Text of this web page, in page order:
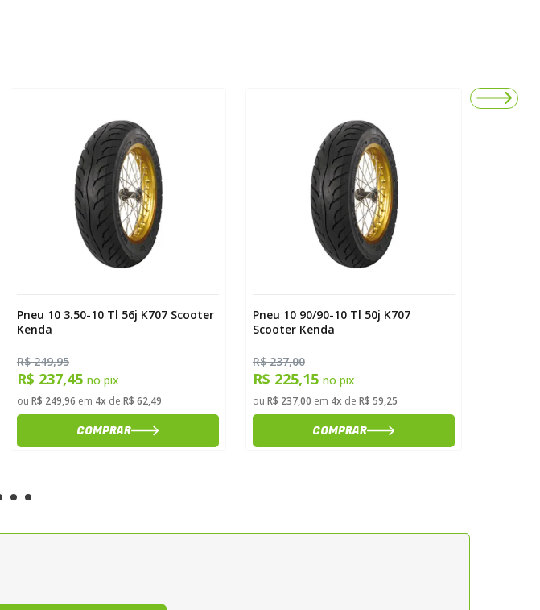
Pneu 10 3.50-10 Tl 56j K707 Scooter
Kenda
R$ 249,95
R$ 237,45 no pix
ou R$ 249,96 em 4xde R$ 62,49
COMPRAR
Pneu 10 90/90-10 Tl 50j K707
Scooter Kenda
R$ 237,00
R$ 225,15 no pix
ou R$ 237,00 em 4xde R$ 59,25
COMPRAR